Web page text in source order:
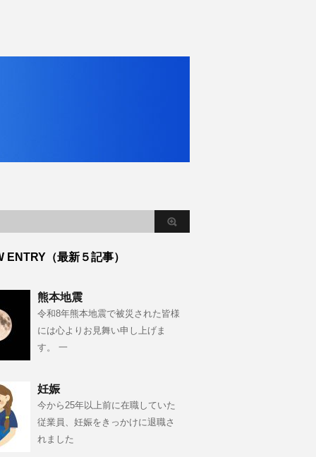
ENTRY（最新５記事）
熊本地震
令和8年熊本地震で被災された皆様
には心よりお見舞い申し上げま
す。 一
妊娠
今から25年以上前に在職していた
従業員、妊娠をきっかけに退職さ
れました